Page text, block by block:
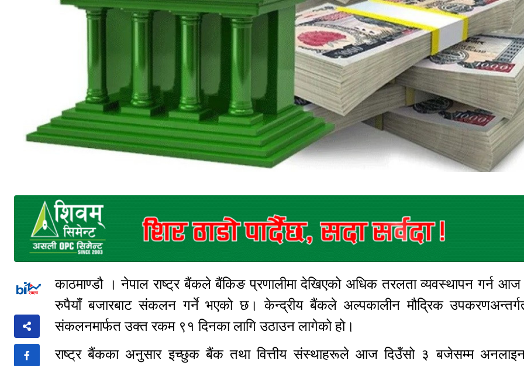
काठमाण्डौ । नेपाल राष्ट्र बैंकले बैंकिङ प्रणालीमा देखिएको अधिक तरलता व्यवस्थापन गर्न
रुपैयाँ बजारबाट संकलन गर्ने भएको छ। केन्द्रीय बैंकले अल्पकालीन मौद्रिक
संकलनमार्फत उक्त रकम ९१ दिनका लागि उठाउन लागेको हो।
राष्ट्र बैंकका अनुसार इच्छुक बैंक तथा वित्तीय संस्थाहरूले आज दिउँसो ३ बजेसम्म